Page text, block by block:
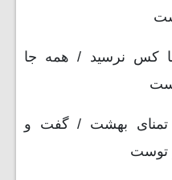
کس نرسید / همه جا
بهشت / گفت و
توست